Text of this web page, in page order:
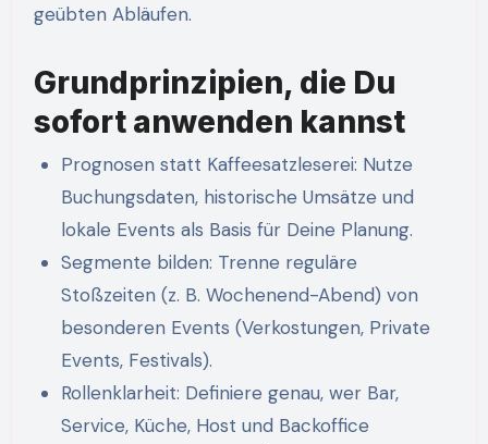
geübten Abläufen.
Grundprinzipien, die Du
sofort anwenden kannst
Prognosen statt Kaffeesatzleserei: Nutze
Buchungsdaten, historische Umsätze und
lokale Events als Basis für Deine Planung.
Segmente bilden: Trenne reguläre
Stoßzeiten (z. B. Wochenend-Abend) von
besonderen Events (Verkostungen, Private
Events, Festivals).
Rollenklarheit: Definiere genau, wer Bar,
Service, Küche, Host und Backoffice